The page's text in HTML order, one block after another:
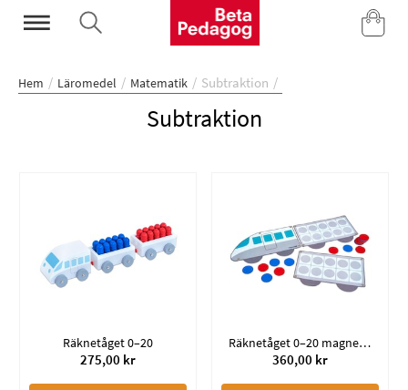
Mina Sidor
Hem Läromedel Matematik Subtraktion
Subtraktion
Räknetåget 0–20
275,00 kr
Räknetåget 0–20 magnetiskt
360,00 kr